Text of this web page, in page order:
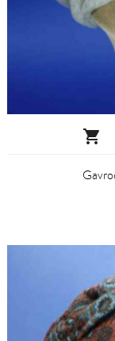
